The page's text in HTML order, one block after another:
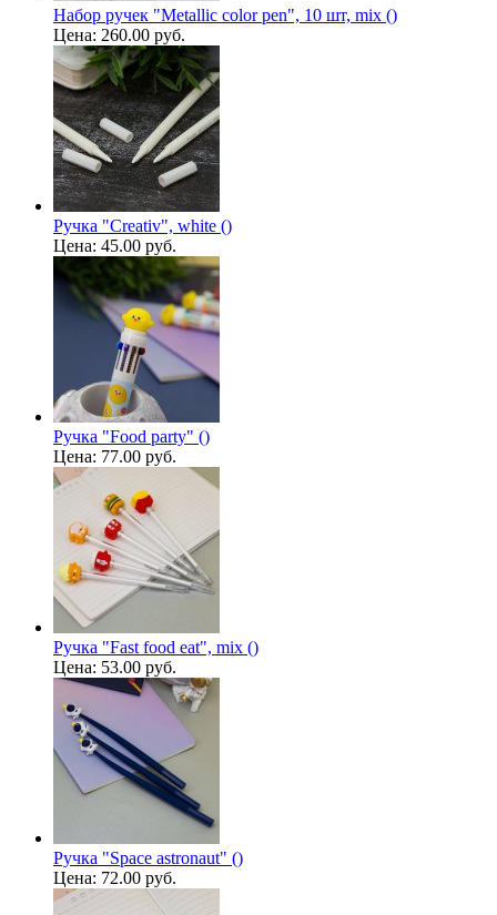
Набор ручек "Metallic color pen", 10 шт, mix ()
Цена: 260.00 руб.
Ручка "Creativ", white ()
Цена: 45.00 руб.
Ручка "Food party" ()
Цена: 77.00 руб.
Ручка "Fast food eat", mix ()
Цена: 53.00 руб.
Ручка "Space astronaut" ()
Цена: 72.00 руб.